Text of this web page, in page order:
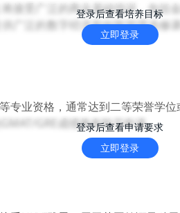
登录后查看培养目标
立即登录
接受广泛的商业基础培训，包括
广泛的数字经济和创新管理选
登录后查看申请要求
立即登录
专业资格，通常达到二等荣誉学
GRE成绩将有助于申请